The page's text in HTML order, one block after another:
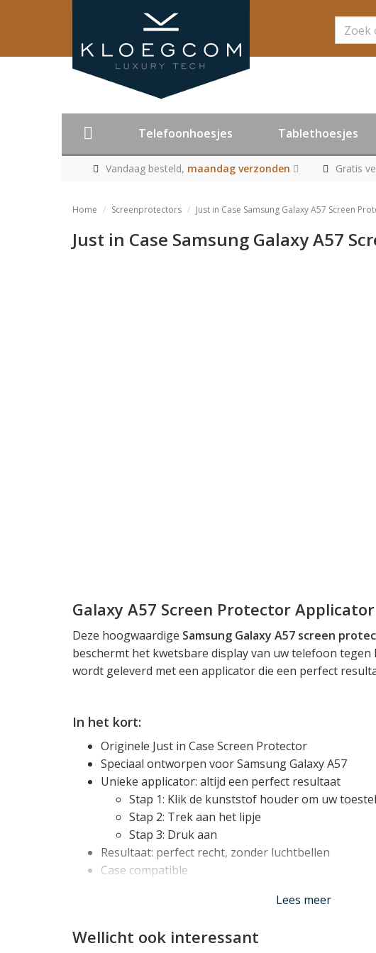
Zoeken
Telefoonhoesjes Tablethoesjes
Vandaag besteld, maandag verzonden Gratis
Home Screenprotectors Just in Case Samsung Galaxy A57 Screen
Just in Case Samsung Galaxy A57
Galaxy A57 Screen Protector Applicator
Deze hoogwaardige Samsung Galaxy A57 screen
beschermt het kwetsbare display van uw telefoon
wordt geleverd met een applicator die een perfect
In het kort:
Originele Just in Case Screen Protector
Speciaal ontworpen voor Samsung Galaxy A57
Unieke applicator: altijd een perfect resultaat
Stap 1: Klik de kunststof houder om uw toestel
Stap 2: Trek aan het lipje
Stap 3: Druk aan
Resultaat: perfect recht, zonder luchtbellen
Case compatible
Deze Galaxy A57 screenprotector wordt geleverd met
gebruiken applicator. Deze zorgt ervoor dat u de
Lees meer
Wellicht ook interessant